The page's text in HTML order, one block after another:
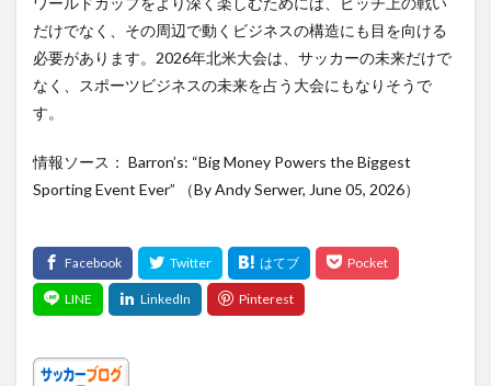
だけでなく、その周辺で動くビジネスの構造にも目を向ける
必要があります。2026年北米大会は、サッカーの未来だけで
なく、スポーツビジネスの未来を占う大会にもなりそうで
す。
情報ソース： Barron’s: “Big Money Powers the Biggest
Sporting Event Ever” （By Andy Serwer, June 05, 2026）